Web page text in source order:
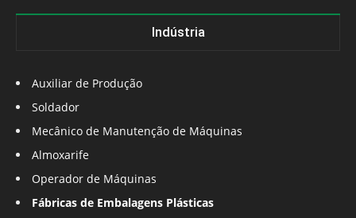
Indústria
Auxiliar de Produção
Soldador
Mecânico de Manutenção de Máquinas
Almoxarife
Operador de Máquinas
Fábricas de Embalagens Plásticas